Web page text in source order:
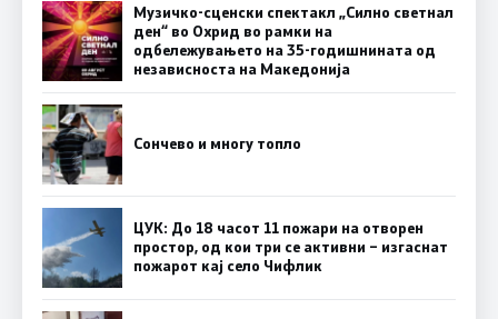
Музичко-сценски спектакл „Силно светнал
ден“ во Охрид во рамки на
одбележувањето на 35-годишнината од
независноста на Македонија
Сончево и многу топло
ЦУК: До 18 часот 11 пожари на отворен
простор, од кои три се активни – изгаснат
пожарот кај село Чифлик